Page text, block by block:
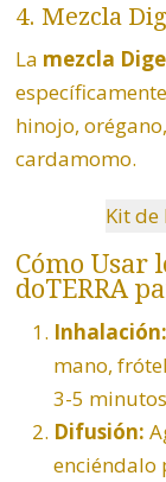
4. Mezcla
La mezcla
hinojo,
cardamomo.
Kit de
Cómo Usar
doTERRA
Inhalación:
mano,
3-5
Difusión:
enciéndalo